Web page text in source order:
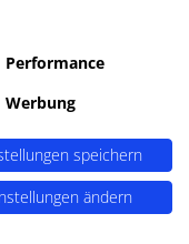
Performance
Werbung
speichern
ändern